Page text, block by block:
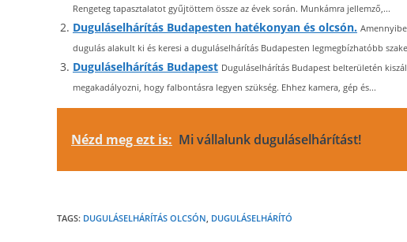
Rengeteg tapasztalatot gyűjtöttem össze az évek során. Munkámra jellemző,...
Duguláselhárítás Budapesten hatékonyan és olcsón.
dugulás alakult ki és keresi a duguláselhárítás Budapesten legmegbízhatóbb
Duguláselhárítás Budapest Duguláselhárítás Budapest belterületén
megakadályozni, hogy falbontásra legyen szükség. Ehhez kamera, gép és...
Nézd meg ezt is: Mi vállalunk duguláselhárítást!
TAGS: DUGULÁSELHÁRÍTÁS OLCSÓN, DUGULÁSELHÁRÍTÓ